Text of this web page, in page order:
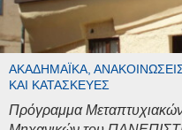
ΑΚΑΔΗΜΑΪΚΆ,
ΚΑΙ ΚΑΤΑΣΚΕΥΈΣ
Πρόγραμμα